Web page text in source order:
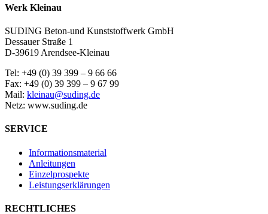
Werk Kleinau
SUDING Beton-und Kunststoffwerk GmbH
Dessauer Straße 1
D-39619 Arendsee-Kleinau
Tel: +49 (0) 39 399 – 9 66 66
Fax: +49 (0) 39 399 – 9 67 99
Mail: kleinau@suding.de
Netz: www.suding.de
SERVICE
Informationsmaterial
Anleitungen
Einzelprospekte
Leistungserklärungen
RECHTLICHES